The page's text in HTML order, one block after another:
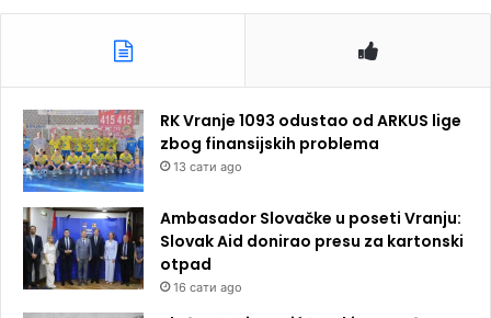
RK Vranje 1093 odustao od ARKUS lige
zbog finansijskih problema
13 сати ago
Ambasador Slovačke u poseti Vranju:
Slovak Aid donirao presu za kartonski
otpad
16 сати ago